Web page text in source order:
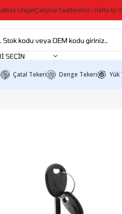
Bize UlaşınÇalışma Saatlerimiz : Hafta Içi
SEÇIN
Çatal Tekeri Denge Tekeri Yük